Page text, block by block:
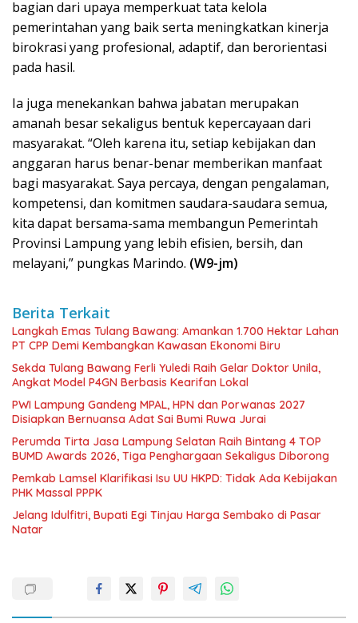
bagian dari upaya memperkuat tata kelola
pemerintahan yang baik serta meningkatkan kinerja
birokrasi yang profesional, adaptif, dan berorientasi
pada hasil.
Ia juga menekankan bahwa jabatan merupakan
amanah besar sekaligus bentuk kepercayaan dari
masyarakat. “Oleh karena itu, setiap kebijakan dan
anggaran harus benar-benar memberikan manfaat
bagi masyarakat. Saya percaya, dengan pengalaman,
kompetensi, dan komitmen saudara-saudara semua,
kita dapat bersama-sama membangun Pemerintah
Provinsi Lampung yang lebih efisien, bersih, dan
melayani,” pungkas Marindo. (W9-jm)
Berita Terkait
Langkah Emas Tulang Bawang: Amankan 1.700 Hektar Lahan
PT CPP Demi Kembangkan Kawasan Ekonomi Biru
Sekda Tulang Bawang Ferli Yuledi Raih Gelar Doktor Unila,
Angkat Model P4GN Berbasis Kearifan Lokal
PWI Lampung Gandeng MPAL, HPN dan Porwanas 2027
Disiapkan Bernuansa Adat Sai Bumi Ruwa Jurai
Perumda Tirta Jasa Lampung Selatan Raih Bintang 4 TOP
BUMD Awards 2026, Tiga Penghargaan Sekaligus Diborong
Pemkab Lamsel Klarifikasi Isu UU HKPD: Tidak Ada Kebijakan
PHK Massal PPPK
Jelang Idulfitri, Bupati Egi Tinjau Harga Sembako di Pasar
Natar